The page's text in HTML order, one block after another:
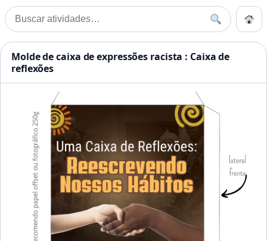
Pular para o conteúdo
Buscar por:
Buscar
Início
Início»Hábitos
Atividades Educação
Molde de caixa de expressões racista : Caixa de
reflexões